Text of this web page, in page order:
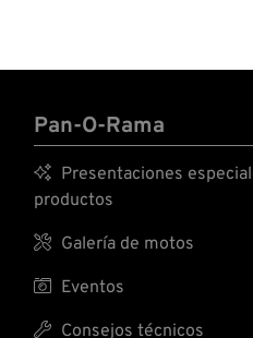
Pan-O-Rama

Presentaciones
productos
 Galería de motos
 Eventos
 Consejos técnicos